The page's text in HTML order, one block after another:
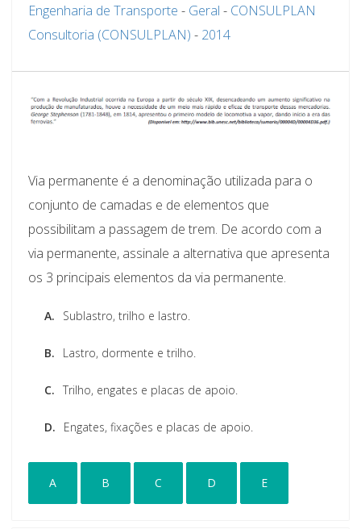
Engenharia de Transporte - Geral - CONSULPLAN
Consultoria (CONSULPLAN) - 2014
Via permanente é a denominação utilizada para o
conjunto de camadas e de elementos que
possibilitam a passagem de trem. De acordo com a
via permanente, assinale a alternativa que apresenta
os 3 principais elementos da via permanente.
A. Sublastro, trilho e lastro.
B. Lastro, dormente e trilho.
C. Trilho, engates e placas de apoio.
D. Engates, fixações e placas de apoio.
A B C D E